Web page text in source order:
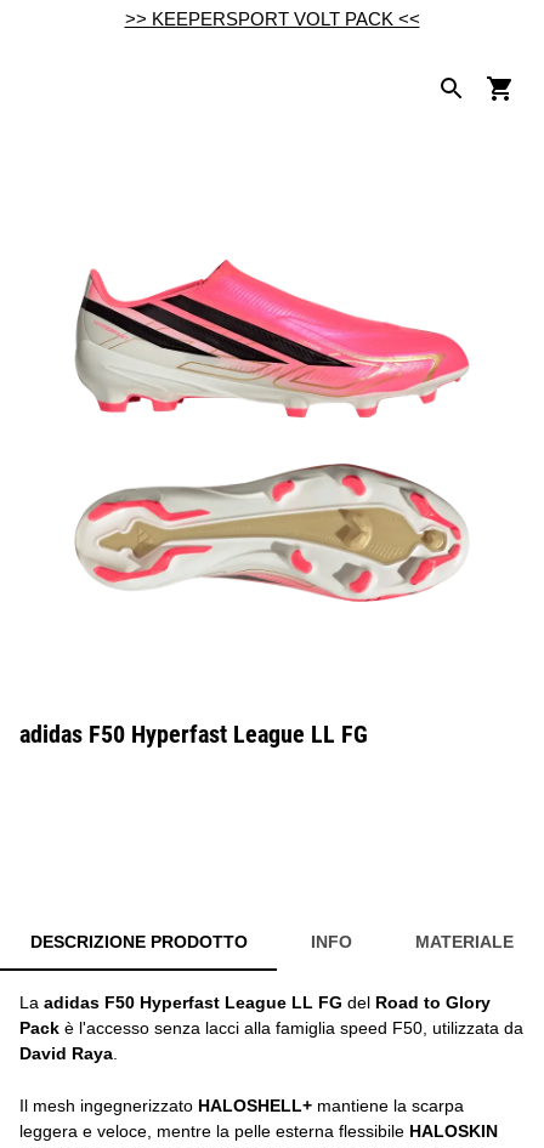
>> KEEPERSPORT VOLT PACK <<
adidas F50 Hyperfast League LL FG
DESCRIZIONE PRODOTTO INFO MATERIALE
La adidas F50 Hyperfast League LL FG del Road to Glory
Pack è l'accesso senza lacci alla famiglia speed F50, utilizzata da
David Raya
Il mesh ingegnerizzato HALOSHELL+ mantiene la scarpa
leggera e veloce, mentre la pelle esterna flessibile HALOSKIN